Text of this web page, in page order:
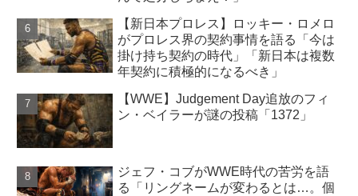
【新日本プロレス】ロッキー・ロメロ
がプロレス界の契約事情を語る「今は
掛け持ち契約の時代」「新日本は複数
年契約に積極的になるべき」
【WWE】Judgement Day追放のフィ
ン・ベイラーが謎の投稿「1372」
ジェフ・コブがWWE時代の苦労を語
る「リングネームが変わるとは…。個